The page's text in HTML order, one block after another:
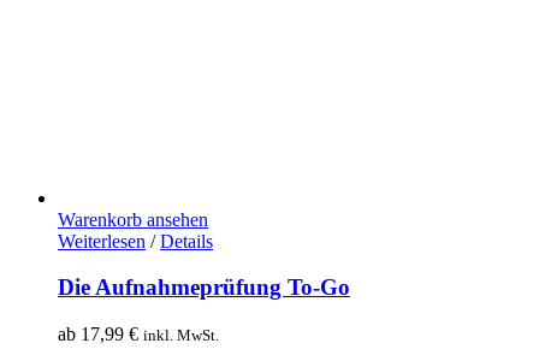
Warenkorb ansehen
Weiterlesen / Details
Die Aufnahmeprüfung To-Go
ab 17,99 € inkl. MwSt.